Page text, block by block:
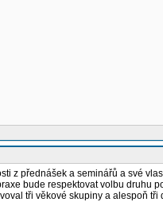
z přednášek a seminářů a své
bude respektovat volbu druhu
tři věkové skupiny a alespoň